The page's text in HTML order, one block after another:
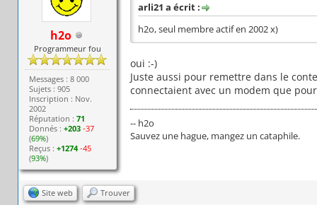
h2o
Programmeur fou
Messages : 8 000
Sujets : 905
Inscription : Nov.
2002
Réputation :71
Donnés :+203 -37
(69%)
Reçus :+1274 -45
(93%)
arli21 a écrit :
h2o, seul membre actif en 2002 x)
oui :-)
Juste aussi pour remettre dans le
connectaient avec un modem que
-- h2o
Sauvez une hague, mangez un cataphile.
Site web Trouver